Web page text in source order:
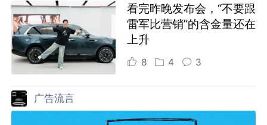
看完昨晚发布会，“不要跟
雷军比营销”的含金量还在
上升
8 4 3
广告流言